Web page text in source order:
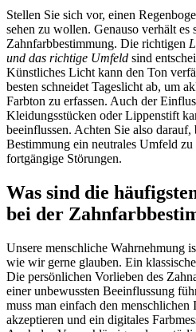
Stellen Sie sich vor, einen
sehen zu wollen. Genauso verhält es
Zahnfarbbestimmung. Die richtigen
und das richtige Umfeld sind
Künstliches Licht kann den Ton
besten schneidet Tageslicht ab, um
Farbton zu erfassen. Auch der
Kleidungsstücken oder Lippenstift
beeinflussen. Achten Sie also darauf,
Bestimmung ein neutrales Umfeld zu
fortgängige Störungen.
Was sind die
bei der
Unsere menschliche Wahrnehmung
wie wir gerne glauben. Ein
Die persönlichen Vorlieben des
einer unbewussten Beeinflussung
muss man einfach den menschlichen
akzeptieren und ein digitales